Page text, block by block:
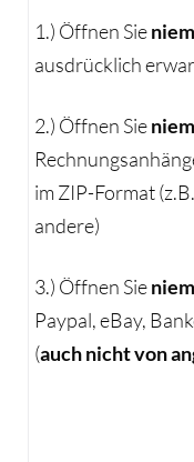
1.) Öffnen Sie
ausdrücklich
2.) Öffnen Sie
im ZIP-Format
andere)
3.) Öffnen Sie
Paypal, eBay,
(auch nicht von